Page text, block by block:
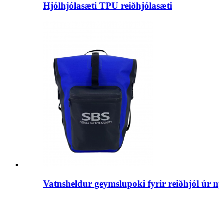
Hjólhjólasæti TPU reiðhjólasæti
Vatnsheldur geymslupoki fyrir reiðhjól úr